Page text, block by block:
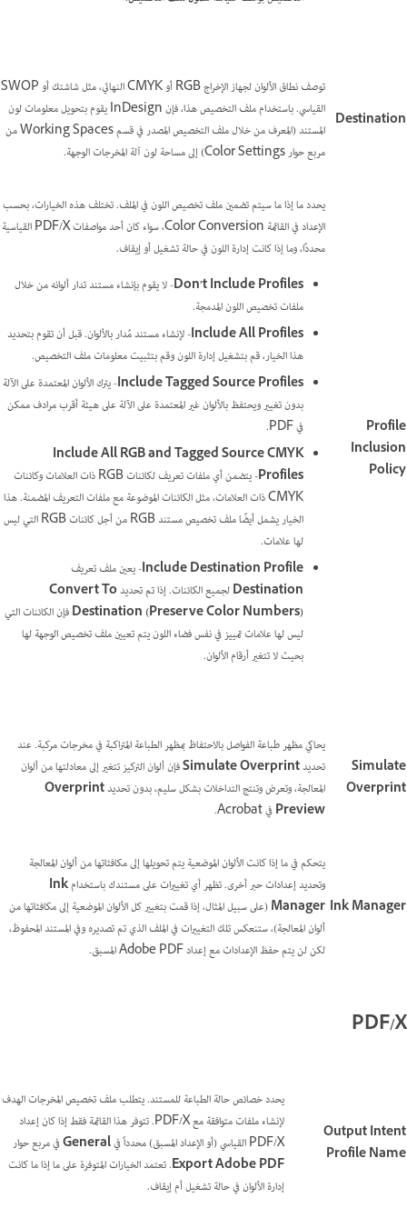
Destination
توصف نطاق الألوان لجهاز الإخراج RGB أو CMYK النهائي، مثل شاشتك أو SWOP
القياسي. باستخدام ملف التخصيص هذا، فإن InDesign يقوم بتحويل معلومات لون
المستند (المعرف من خلال ملف التخصيص المصدر في قسم Working Spaces من
مربع حوار Color Settings) إلى مساحة لون آلة المخرجات الوجهة.
Profile
Inclusion
Policy
يحدد ما إذا ما سيتم تضمين ملف تخصيص اللون في الملف. تختلف هذه الخيارات، بحسب
الإعداد في القائمة Color Conversion، سواء كان أحد مواصفات PDF/X القياسية
محددًا، وما إذا كانت إدارة اللون في حالة تشغيل أو إيقاف.
Don’t Include Profiles- لا يقوم بإنشاء مستند تدار ألوانه من خلال
ملفات تخصيص اللون المدمجة.
Include All Profiles- لإنشاء مستند مُدار بالألوان. قبل أن تقوم بتحديد
هذا الخيار، قم بتشغيل إدارة اللون وقم بتثبيت معلومات ملف التخصيص.
Include Tagged Source Profiles- يترك الألوان المعتمدة على الآلة
بدون تغيير ويحتفظ بالألوان غير المعتمدة على الآلة على هيئة أقرب مرادف ممكن
في PDF.
Include All RGB and Tagged Source CMYK
Profiles
- يتضمن أي ملفات تعريف لكائنات RGB ذات العلامات وكائنات
CMYK ذات العلامات، مثل الكائنات الموضوعة مع ملفات التعريف المضمنة. هذا
الخيار يشمل أيضًا ملف تخصيص مستند RGB من أجل كائنات RGB التي ليس
لها علامات.
Include Destination Profile- يعين ملف تعريف
Destinationلجميع الكائنات. إذا تم تحديدConvert To
Destination (Preserve Color Numbers)فإن الكائنات التي
ليس لها علامات تمييز في نفس فضاء اللون يتم تعيين ملف تخصيص الوجهة لها
بحيث لا تتغير أرقام الألوان.
Simulate
Overprint
يحاكي مظهر طباعة الفواصل بالاحتفاظ بمظهر الطباعة المتراكبة في مخرجات مركبة. عند
تحديدSimulate Overprintفإن ألوان التركيز تتغير إلى معادلتها من ألوان
المعالجة، وتعرض وتنتج التداخلات بشكل سليم، بدون تحديدOverprint
Previewفي Acrobat.
Ink Manager
يتحكم في ما إذا كانت الألوان الموضعية يتم تحويلها إلى مكافئاتها من ألوان المعالجة
وتحديد إعدادات حبر أخرى. تظهر أي تغييرات على مستندك باستخدامInk
Manager(على سبيل المثال، إذا قمت بتغيير كل الألوان الموضعية إلى مكافئاتها من
ألوان المعالجة)، ستنعكس تلك التغييرات في الملف الذي تم تصديره وفي المستند المحفوظ،
لكن لن يتم حفظ الإعدادات مع إعداد Adobe PDF المسبق.
PDF/X
Output Intent
Profile Name
يحدد خصائص حالة الطباعة للمستند. يتطلب ملف تخصيص المخرجات الهدف
لإنشاء ملفات متوافقة مع PDF/X. تتوفر هذا القائمة فقط إذا كان إعداد
PDF/X القياسي (أو الإعداد المسبق) محدداً في
Generalفي مربع حوار
Export Adobe PDF. تعتمد الخيارات المتوفرة على ما إذا ما كانت
إدارة الألوان في حالة تشغيل أم إيقاف.